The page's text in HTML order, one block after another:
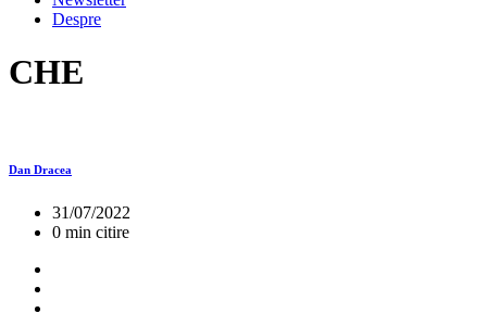
Despre
CHE
Dan Dracea
31/07/2022
0 min citire